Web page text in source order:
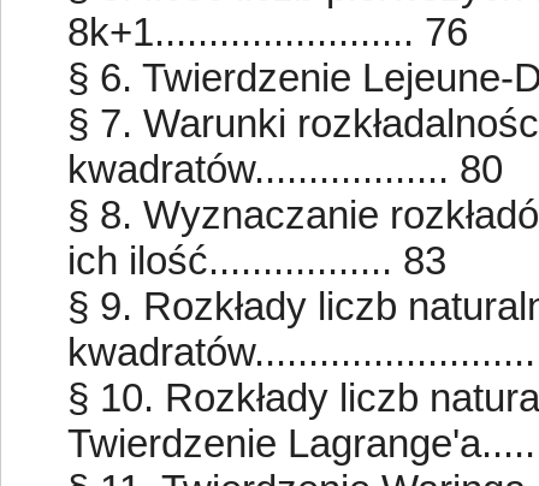
8k+1........................ 76
§ 6. Twierdzenie Lejeune-
§ 7. Warunki
kwadratów.................. 80
§ 8. Wyznaczanie
ich ilość................. 83
§ 9. Rozkłady liczb
§ 10. Rozkłady liczb
Twierdzenie